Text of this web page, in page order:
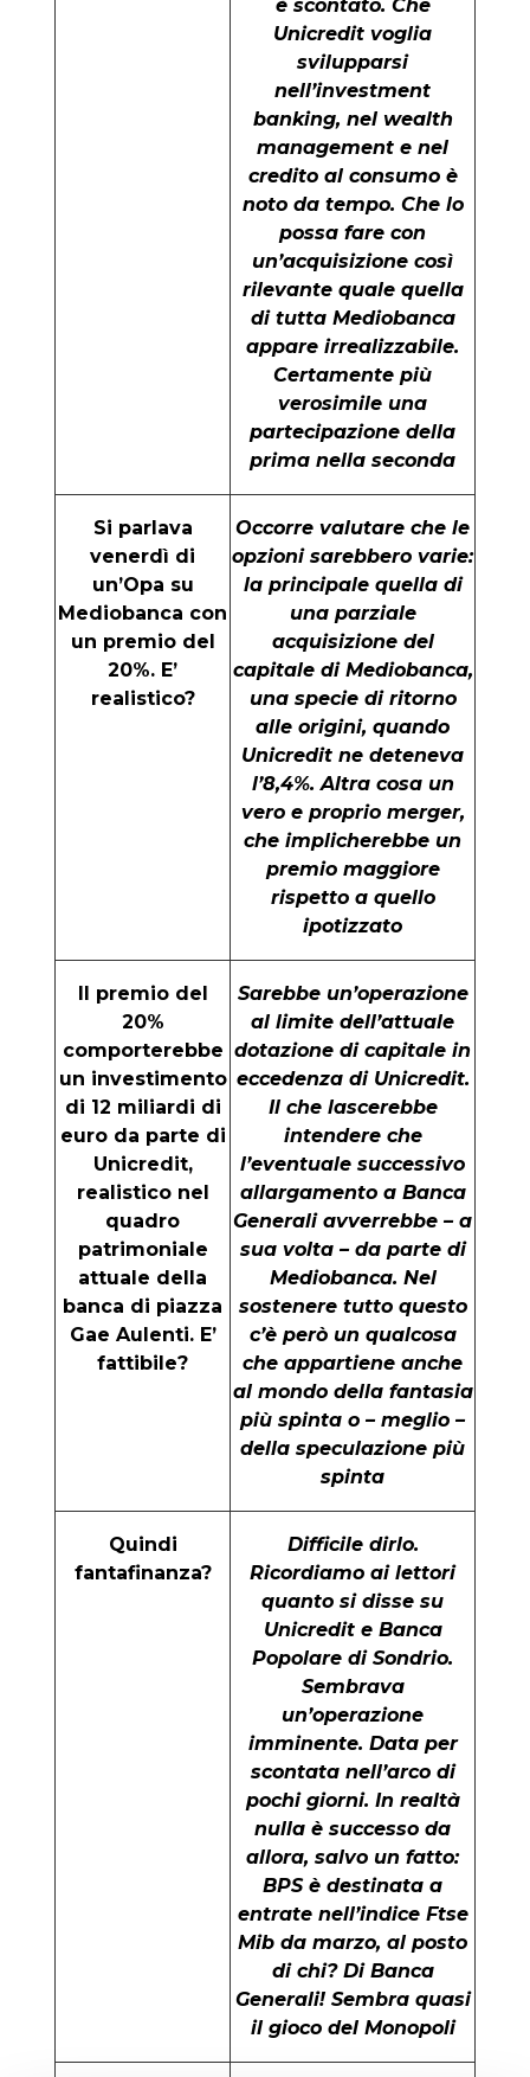
è scontato. Che
Unicredit voglia
svilupparsi
nell’investment
banking, nel wealth
management e nel
credito al consumo è
noto da tempo. Che lo
possa fare con
un’acquisizione così
rilevante quale quella
di tutta Mediobanca
appare irrealizzabile.
Certamente più
verosimile una
partecipazione della
prima nella seconda
Si parlava
venerdì di
un’Opa su
Mediobanca con
un premio del
20%. E’
realistico?
Occorre valutare che le
opzioni sarebbero varie:
la principale quella di
una parziale
acquisizione del
capitale di Mediobanca,
una specie di ritorno
alle origini, quando
Unicredit ne deteneva
l’8,4%. Altra cosa un
vero e proprio merger,
che implicherebbe un
premio maggiore
rispetto a quello
ipotizzato
Il premio del
20%
comporterebbe
un investimento
di 12 miliardi di
euro da parte di
Unicredit,
realistico nel
quadro
patrimoniale
attuale della
banca di piazza
Gae Aulenti. E’
fattibile?
Sarebbe un’operazione
al limite dell’attuale
dotazione di capitale in
eccedenza di Unicredit.
Il che lascerebbe
intendere che
l’eventuale successivo
allargamento a Banca
Generali avverrebbe – a
sua volta – da parte di
Mediobanca. Nel
sostenere tutto questo
c’è però un qualcosa
che appartiene anche
al mondo della fantasia
più spinta o – meglio –
della speculazione più
spinta
Quindi
fantafinanza?
Difficile dirlo.
Ricordiamo ai lettori
quanto si disse su
Unicredit e Banca
Popolare di Sondrio.
Sembrava
un’operazione
imminente. Data per
scontata nell’arco di
pochi giorni. In realtà
nulla è successo da
allora, salvo un fatto:
BPS è destinata a
entrate nell’indice Ftse
Mib da marzo, al posto
di chi? Di Banca
Generali! Sembra quasi
il gioco del Monopoli